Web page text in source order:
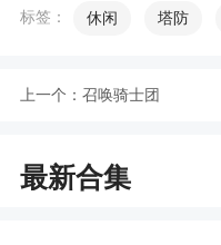
2、就手机上玩一
说在别处登录钻石也
3、更新后抽奖都
件后再登录就不行了
标签： 休闲 塔防
上一个： 召唤骑士团
最新合集